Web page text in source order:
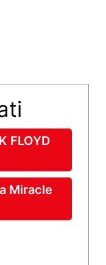
FLOYD
Miracle